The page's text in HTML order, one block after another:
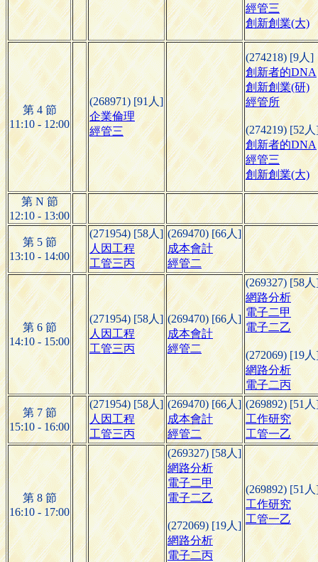
經管三
創新創業(大)
第 4 節
11:10 - 12:00
(268971) [91人]
企業倫理
經管三
(274218) [9人]
創新者的DNA
創新創業(研)
經管所
(274219) [52
創新者的DNA
經管三
創新創業(大)
第 N 節
12:10 - 13:00
第 5 節
13:10 - 14:00
(271954) [58人]
人因工程
工管三丙
(269470) [66人]
成本會計
經管二
第 6 節
14:10 - 15:00
(271954) [58人]
人因工程
工管三丙
(269470) [66人]
成本會計
經管二
(269327) [58
網路分析
電子二甲
電子二乙
(272069) [19
網路分析
電子二丙
第 7 節
15:10 - 16:00
(271954) [58人]
人因工程
工管三丙
(269470) [66人]
成本會計
經管二
(269892) [51
工作研究
工管一乙
第 8 節
16:10 - 17:00
(269327) [58人]
網路分析
電子二甲
電子二乙
(272069) [19人]
網路分析
電子二丙
(269892) [51
工作研究
工管一乙